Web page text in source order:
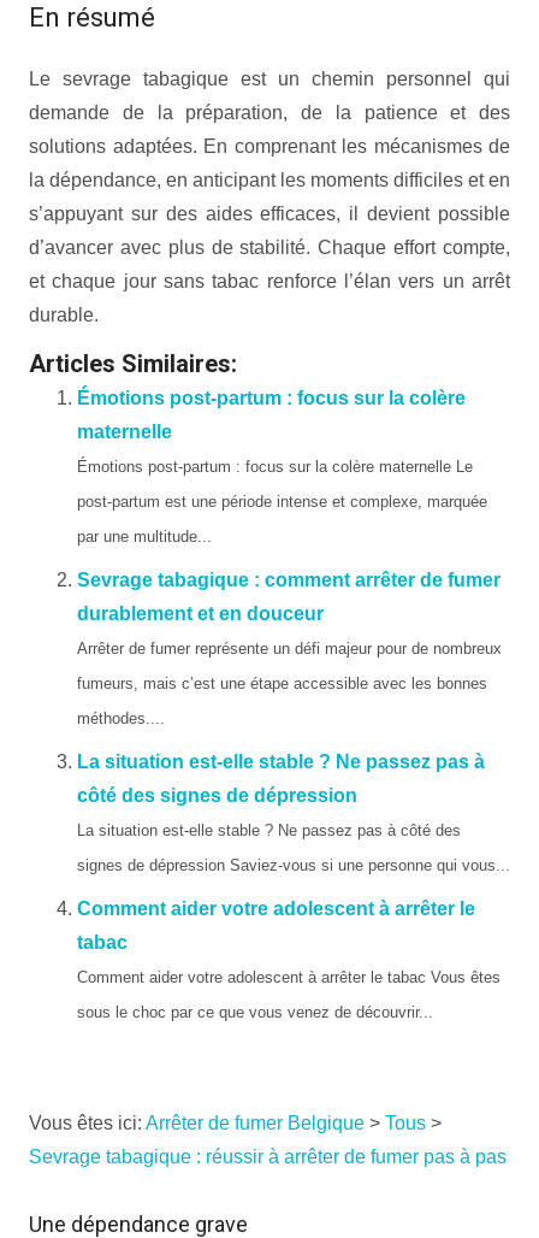
En résumé
Le sevrage tabagique est un chemin personnel qui
demande de la préparation, de la patience et des
solutions adaptées. En comprenant les mécanismes de
la dépendance, en anticipant les moments difficiles et en
s’appuyant sur des aides efficaces, il devient possible
d’avancer avec plus de stabilité. Chaque effort compte,
et chaque jour sans tabac renforce l’élan vers un arrêt
durable.
Articles Similaires:
Émotions post-partum : focus sur la colère
maternelle
Émotions post-partum : focus sur la colère maternelle Le
post-partum est une période intense et complexe, marquée
par une multitude...
Sevrage tabagique : comment arrêter de fumer
durablement et en douceur
Arrêter de fumer représente un défi majeur pour de nombreux
fumeurs, mais c’est une étape accessible avec les bonnes
méthodes....
La situation est-elle stable ? Ne passez pas à
côté des signes de dépression
La situation est-elle stable ? Ne passez pas à côté des
signes de dépression Saviez-vous si une personne qui vous...
Comment aider votre adolescent à arrêter le
tabac
Comment aider votre adolescent à arrêter le tabac Vous êtes
sous le choc par ce que vous venez de découvrir...
Vous êtes ici: Arrêter de fumer Belgique > Tous >
Sevrage tabagique : réussir à arrêter de fumer pas à pas
Une dépendance grave